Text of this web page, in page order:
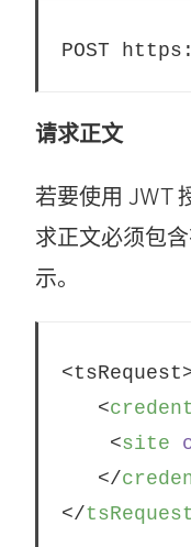
POST https:
请求正文
若要使用 JWT
求正文必须包
示。
<
<site
</
</tsRequest